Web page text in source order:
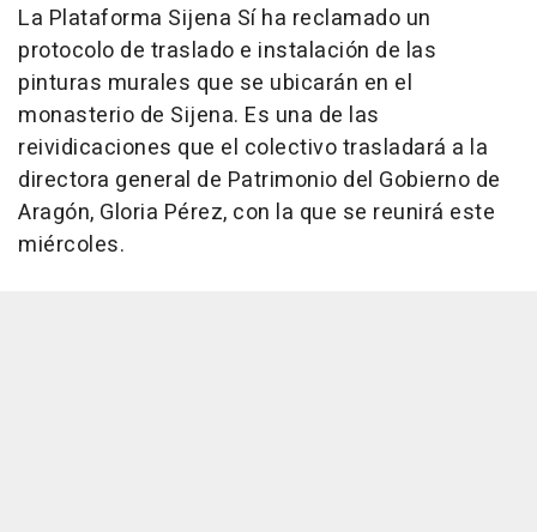
La Plataforma Sijena Sí ha reclamado un
protocolo de traslado e instalación de las
pinturas murales que se ubicarán en el
monasterio de Sijena. Es una de las
reividicaciones que el colectivo trasladará a la
directora general de Patrimonio del Gobierno de
Aragón, Gloria Pérez, con la que se reunirá este
miércoles.